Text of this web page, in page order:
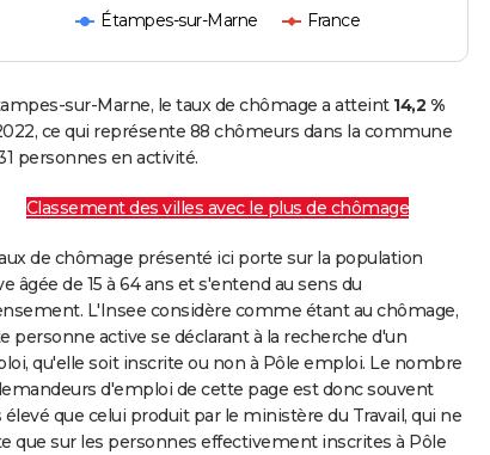
Étampes-sur-Marne France
sur-Marne, le taux de chômage a atteint 14,2 %
ce qui représente 88 chômeurs dans la commune
personnes en activité.
Classement des villes avec le plus de chômage
de chômage présenté ici porte sur la population
âgée de 15 à 64 ans et s'entend au sens du
L'Insee considère comme étant au chômage,
personne active se déclarant à la recherche d'un
qu'elle soit inscrite ou non à Pôle emploi. Le nombre
d'emploi de cette page est donc souvent
élevé que celui produit par le ministère du Travail, qui ne
que sur les personnes effectivement inscrites à Pôle